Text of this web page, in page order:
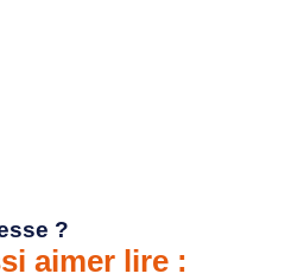
?
aimer lire :